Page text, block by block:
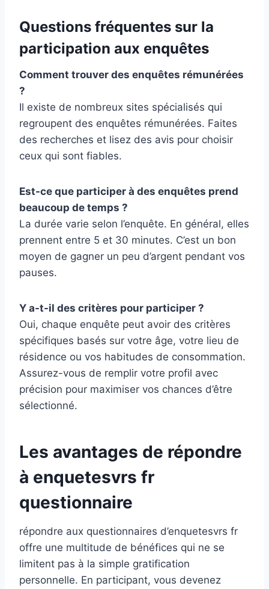
Questions fréquentes sur la
participation aux enquêtes
Comment trouver des enquêtes rémunérées
?
Il existe de nombreux sites spécialisés qui
regroupent des enquêtes rémunérées. Faites
des recherches et lisez des avis pour choisir
ceux qui sont fiables.
Est-ce que participer à des enquêtes prend
beaucoup de temps ?
La durée varie selon l’enquête. En général, elles
prennent entre 5 et 30 minutes. C’est un bon
moyen de gagner un peu d’argent pendant vos
pauses.
Y a-t-il des critères pour participer ?
Oui, chaque enquête peut avoir des critères
spécifiques basés sur votre âge, votre lieu de
résidence ou vos habitudes de consommation.
Assurez-vous de remplir votre profil avec
précision pour maximiser vos chances d’être
sélectionné.
Les avantages de répondre
à enquetesvrs fr
questionnaire
répondre aux questionnaires d’enquetesvrs fr
offre une multitude de bénéfices qui ne se
limitent pas à la simple gratification
personnelle. En participant, vous devenez